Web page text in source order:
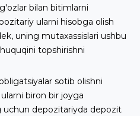
bilan bitimlarni
ularni hisobga olish
uning mutaxassislari ushbu
topshirishni
sotib olishni
biron bir joyga
uchun depozitariyda depozit